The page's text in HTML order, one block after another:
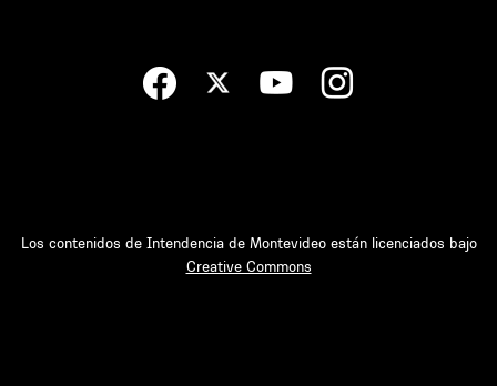
Los contenidos de Intendencia de Montevideo están licenciados bajo
Creative Commons